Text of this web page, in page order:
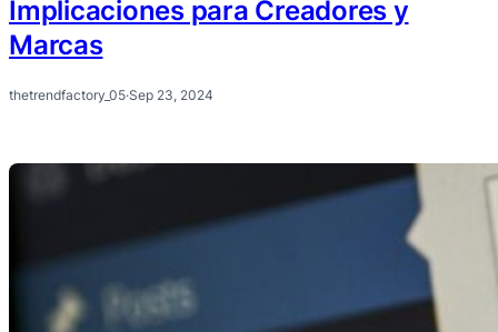
Implicaciones para Creadores y
Marcas
thetrendfactory_05·Sep 23, 2024